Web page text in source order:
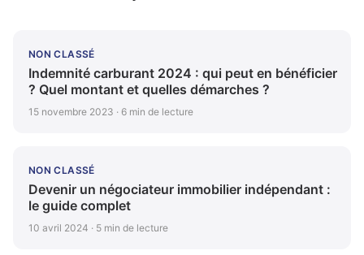
NON CLASSÉ
Indemnité carburant 2024 : qui peut en bénéficier
? Quel montant et quelles démarches ?
15 novembre 2023 · 6 min de lecture
NON CLASSÉ
Devenir un négociateur immobilier indépendant :
le guide complet
10 avril 2024 · 5 min de lecture